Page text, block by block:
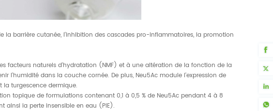
la barrière cutanée, l'inhibition des cascades pro-inflammatoires, la promotion
facteurs naturels d'hydratation (NMF) et à une altération de la fonction de la
l'humidité dans la couche cornée. De plus, Neu5Ac module l'expression de
turgescence dermique.
topique de formulations contenant 0,1 à 0,5 % de Neu5Ac pendant 4 à 8
ainsi la perte insensible en eau (PIE).